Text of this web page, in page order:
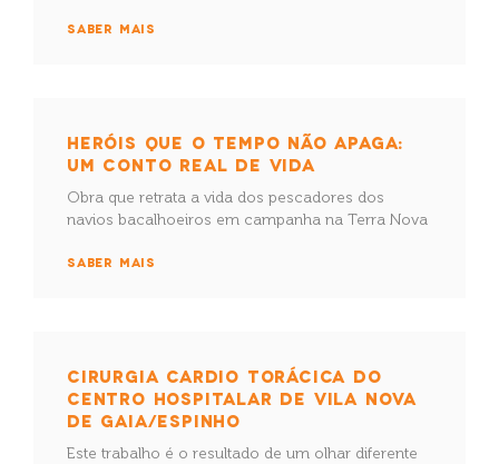
SABER MAIS
HERÓIS QUE O TEMPO NÃO APAGA:
UM CONTO REAL DE VIDA
Obra que retrata a vida dos pescadores dos
navios bacalhoeiros em campanha na Terra Nova
SABER MAIS
CIRURGIA CARDIO TORÁCICA DO
CENTRO HOSPITALAR DE VILA NOVA
DE GAIA/ESPINHO
Este trabalho é o resultado de um olhar diferente